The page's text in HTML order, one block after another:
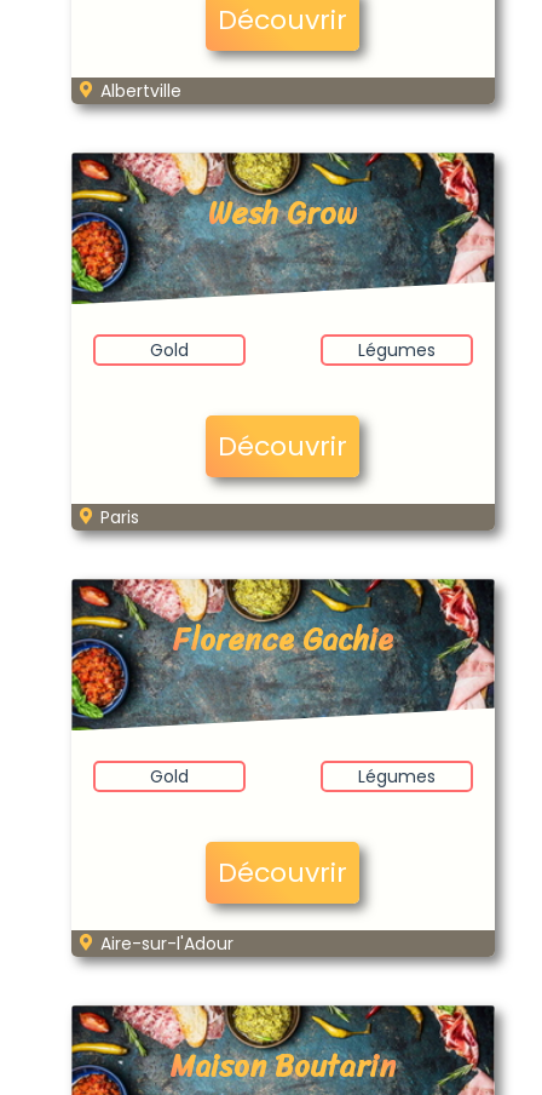
Découvrir
Albertville
Wesh Grow
Gold Légumes
Découvrir
Paris
Florence Gachie
Gold Légumes
Découvrir
Aire-sur-l'Adour
Maison Boutarin